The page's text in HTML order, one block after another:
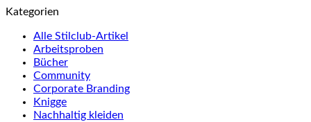
Kategorien
Alle Stilclub-Artikel
Arbeitsproben
Bücher
Community
Corporate Branding
Knigge
Nachhaltig kleiden